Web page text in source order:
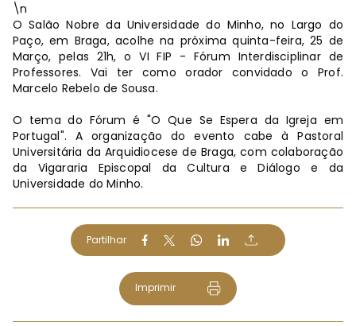
\n
O Salão Nobre da Universidade do Minho, no Largo do
Paço, em Braga, acolhe na próxima quinta-feira, 25 de
Março, pelas 21h, o VI FIP - Fórum Interdisciplinar de
Professores. Vai ter como orador convidado o Prof.
Marcelo Rebelo de Sousa.
O tema do Fórum é "O Que Se Espera da Igreja em
Portugal". A organização do evento cabe à Pastoral
Universitária da Arquidiocese de Braga, com colaboração
da Vigararia Episcopal da Cultura e Diálogo e da
Universidade do Minho.
Partilhar
Imprimir